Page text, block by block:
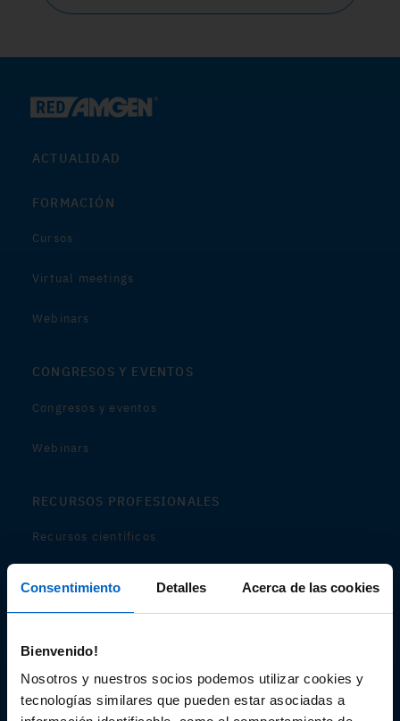
Consentimiento Detalles Acerca de las cookies
Bienvenido!
Nosotros y nuestros socios podemos utilizar cookies y
tecnologías similares que pueden estar asociadas a
ACTUALIDAD
FORMACIÓN
Cursos
Virtual meetings
Webinars
CONGRESOS Y EVENTOS
Congresos y eventos
Webinars
RECURSOS PROFESIONALES
Recursos científicos
Audiovisual
Espacio de Información Médica